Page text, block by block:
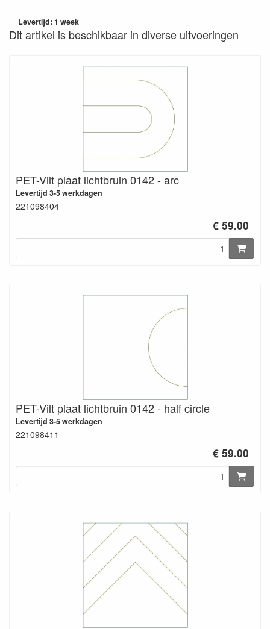
Levertijd: 1 week
Dit artikel is beschikbaar in diverse uitvoeringen
PET-Vilt plaat lichtbruin 0142 - arc
Levertijd 3-5 werkdagen
221098404
€ 59.00
PET-Vilt plaat lichtbruin 0142 - half circle
Levertijd 3-5 werkdagen
221098411
€ 59.00